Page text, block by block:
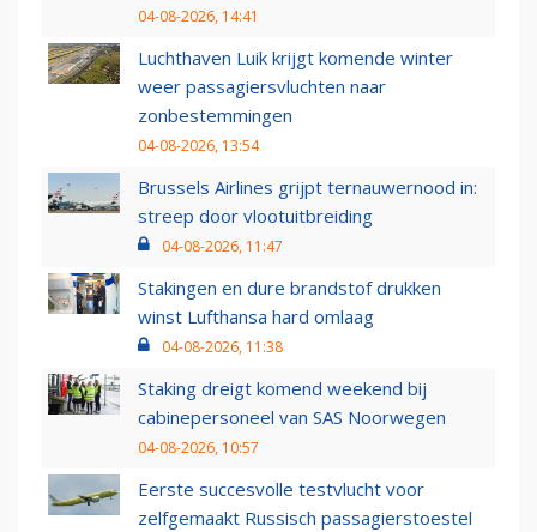
04-08-2026, 14:41
Luchthaven Luik krijgt komende winter
weer passagiersvluchten naar
zonbestemmingen
04-08-2026, 13:54
Brussels Airlines grijpt ternauwernood in:
streep door vlootuitbreiding
04-08-2026, 11:47
Stakingen en dure brandstof drukken
winst Lufthansa hard omlaag
04-08-2026, 11:38
Staking dreigt komend weekend bij
cabinepersoneel van SAS Noorwegen
04-08-2026, 10:57
Eerste succesvolle testvlucht voor
zelfgemaakt Russisch passagierstoestel